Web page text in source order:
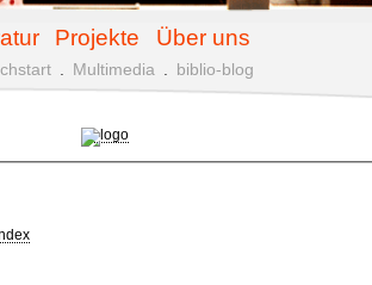
Projekte Über uns
Multimedia biblio-blog